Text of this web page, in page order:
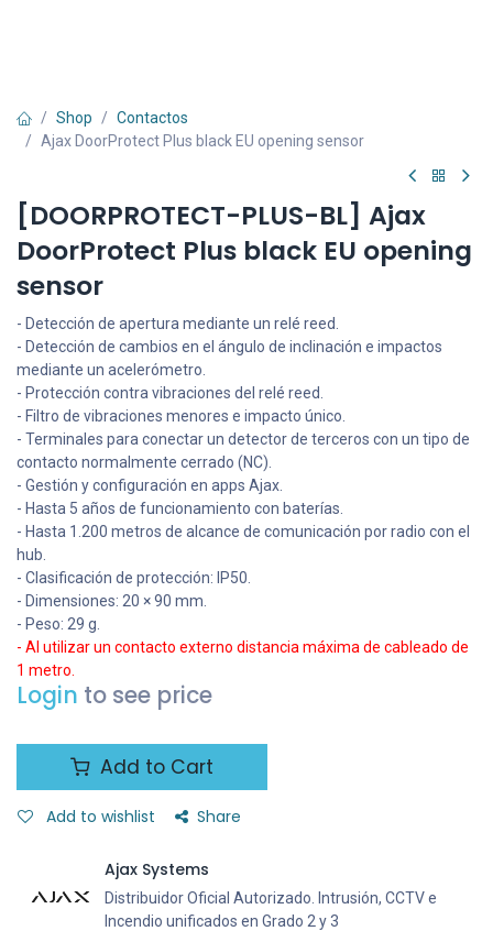
Shop
Contactos
Ajax DoorProtect Plus black EU opening sensor
[DOORPROTECT-PLUS-BL] Ajax
DoorProtect Plus black EU opening
sensor
- Detección de apertura mediante un relé reed.
- Detección de cambios en el ángulo de inclinación e impactos
mediante un acelerómetro.
- Protección contra vibraciones del relé reed.
- Filtro de vibraciones menores e impacto único.
- Terminales para conectar un detector de terceros con un tipo de
contacto normalmente cerrado (NC).
- Gestión y configuración en apps Ajax.
- Hasta 5 años de funcionamiento con baterías.
- Hasta 1.200 metros de alcance de comunicación por radio con el
hub.
- Clasificación de protección: IP50.
- Dimensiones: 20 × 90 mm.
- Peso: 29 g.
- Al utilizar un contacto externo distancia máxima de cableado de
1 metro.
Login to see price
Add to Cart
Add to wishlist Share
Ajax Systems
Distribuidor Oficial Autorizado. Intrusión, CCTV e
Incendio unificados en Grado 2 y 3